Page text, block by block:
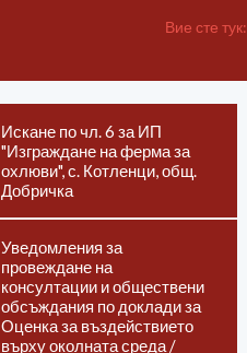
Вие сте тук:
Искане по чл. 6 за ИП
"Изграждане на ферма за
охлюви", с. Котленци, общ.
Добричка
Уведомления за
провеждане на
консултации и обществени
обсъждания по доклади за
Оценка за въздействието
върху околната среда /